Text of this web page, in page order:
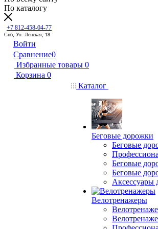
По каталогу
+7 812-458-04-77
Спб, Ул. Ленская, 18
Войти
Сравнение0
Избранные товары 0
Корзина 0
Каталог
Беговые дорожки
Беговые
Беговые
Беговые
Аксессуары
Велотренажеры